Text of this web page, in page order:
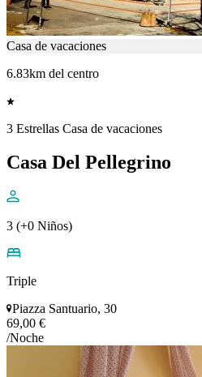
Casa de vacaciones
6.83km del centro
3 Estrellas Casa de vacaciones
Casa Del Pellegrino
3 (+0 Niños)
Triple
Piazza Santuario, 30
69,00 €
/Noche